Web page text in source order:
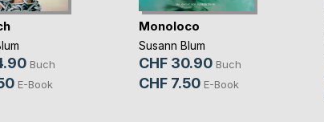
Buch
E-Book
Monoloco
Susann Blum
CHF 30.90 Buch
CHF 7.50 E-Book